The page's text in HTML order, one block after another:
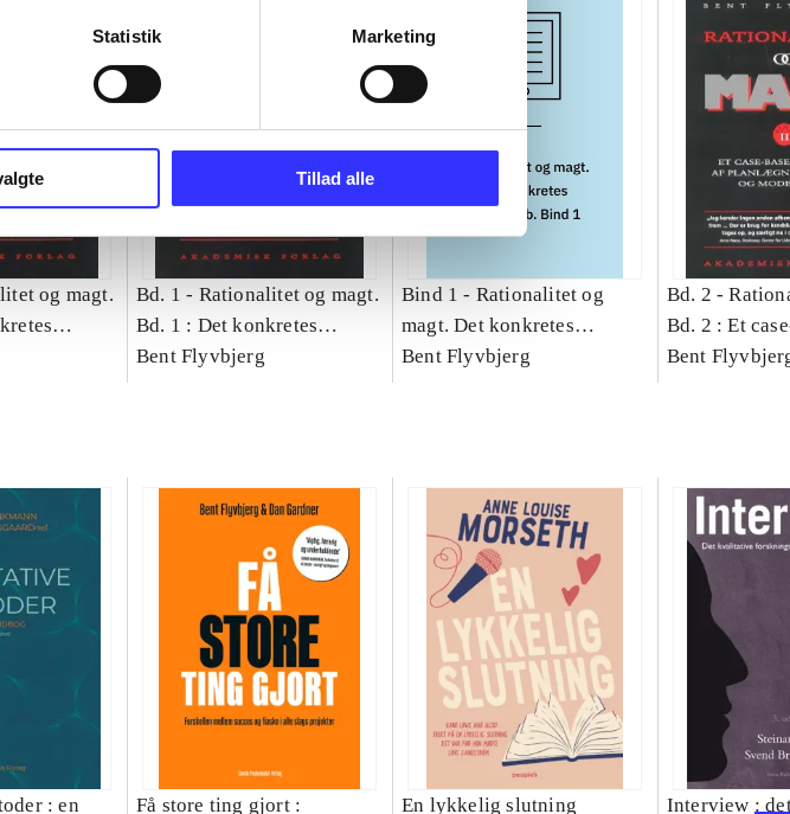
Statistik Marketing
Tillad alle
og magt.
Bd. 1 - Rationalitet og magt.
Bd. 1 : Det konkretes
videnskab
Bent Flyvbjerg
Bind 1 - Rationalitet og
magt. Det konkretes
videnskab. Bind 1
Bent Flyvbjerg
Bd. 2 -
Bd. 2 : Et
studie af
Bent
: en
Få store ting gjort :
En lykkelig slutning
Interview :